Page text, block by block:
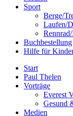
Sport
Berge/
Laufen/
Buchbestellung
Hilfe für
Start
Paul Thelen
Vorträge
Everest
Gesund
Medien